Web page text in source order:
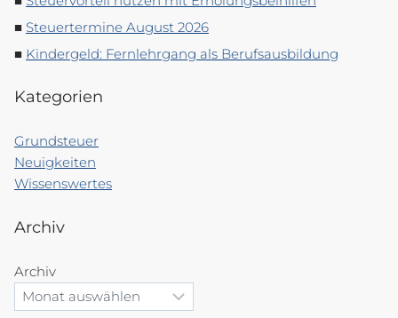
Steuertermine August 2026
Kindergeld: Fernlehrgang als Berufsausbildung
Kategorien
Grundsteuer
Neuigkeiten
Wissenswertes
Archiv
Archiv